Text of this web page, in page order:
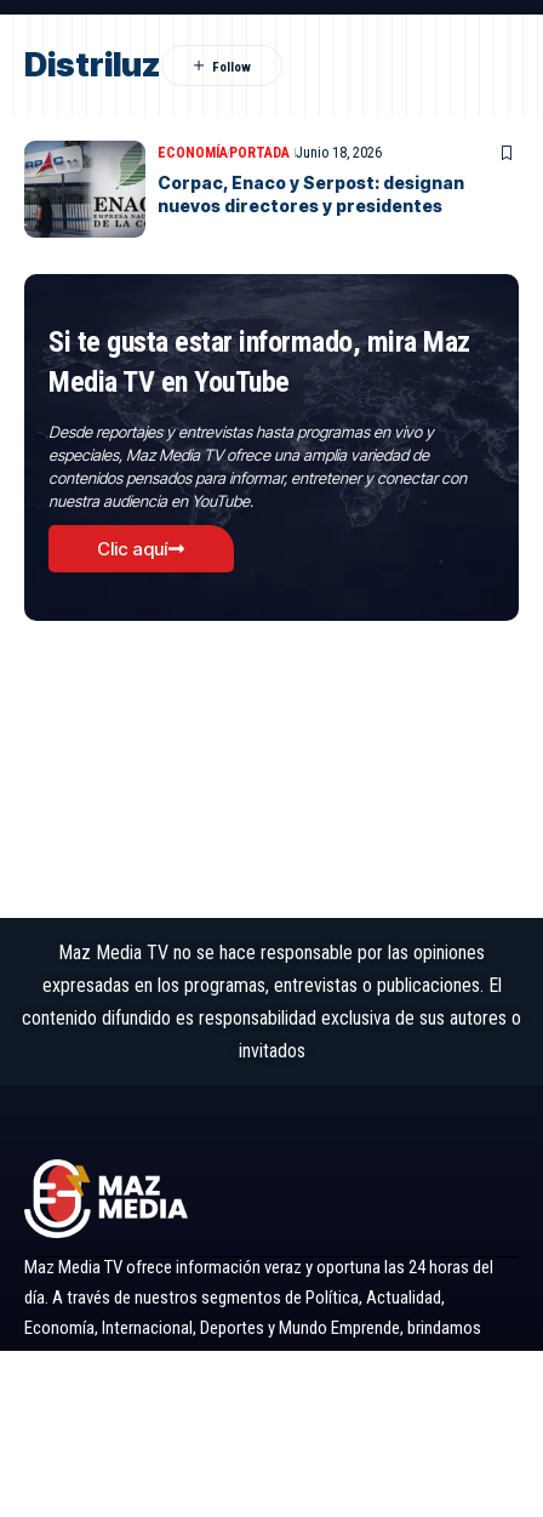
Distriluz
ECONOMÍAPORTADA Junio 18, 2026
Corpac, Enaco y Serpost: designan
nuevos directores y presidentes
Si te gusta estar informado, mira Maz
Media TV en YouTube
Desde reportajes y entrevistas hasta programas en vivo y
especiales, Maz Media TV ofrece una amplia variedad de
contenidos pensados para informar, entretener y conectar con
nuestra audiencia en YouTube.
Clic aquí
Maz Media TV no se hace responsable por las opiniones
expresadas en los programas, entrevistas o publicaciones. El
contenido difundido es responsabilidad exclusiva de sus autores o
invitados
Maz Media TV ofrece información veraz y oportuna las 24 horas del
día. A través de nuestros segmentos de Política, Actualidad,
Economía, Internacional, Deportes y Mundo Emprende, brindamos
noticias y análisis confiables para mantenerlo siempre informado.